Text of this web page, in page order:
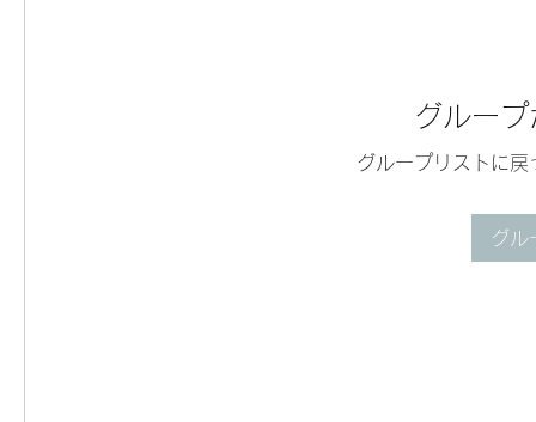
グルー
グループリストに
グル